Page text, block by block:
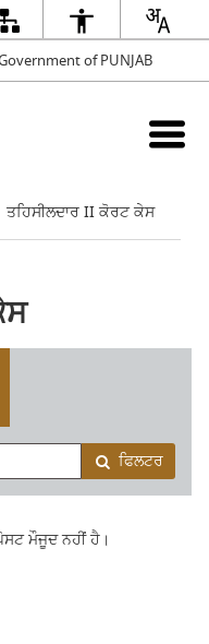
of PUNJAB
ਤਹਿਸੀਲਦਾਰ II ਕੋਰਟ ਕੇਸ
ਫਿਲਟਰ
ਮੌਜੂਦ ਨਹੀਂ ਹੈ।